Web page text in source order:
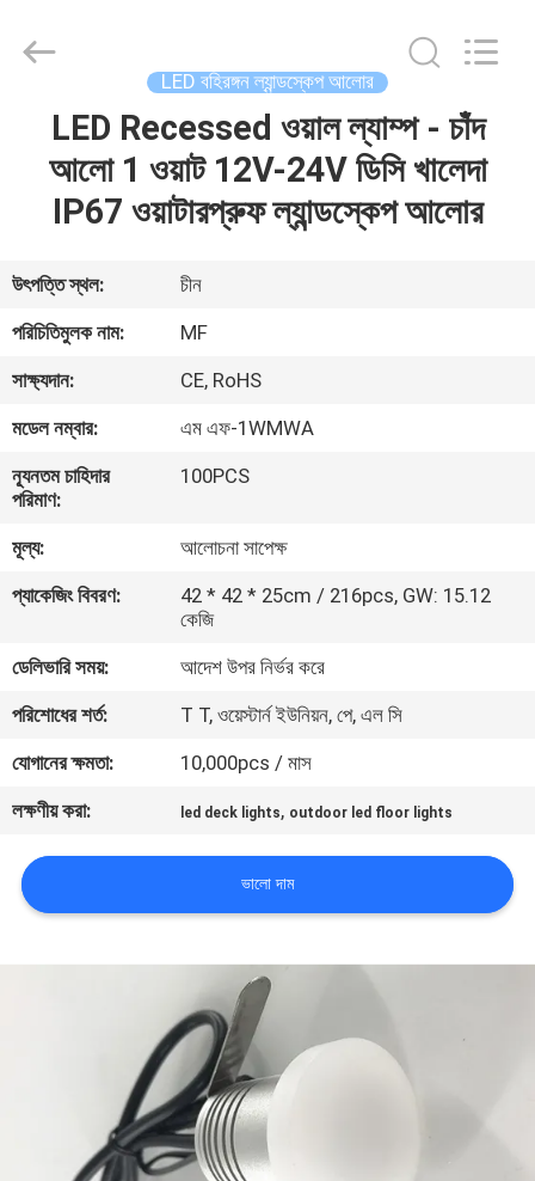
ভিডিও
সম্পর্কে
কারখানা
মান
যোগাযোগ
করুন
জন্য
আবেদন
PRIVACY
POLICY
Lighting
Co.,Ltd..
LED বহিরঙ্গন ল্যান্ডস্কেপ আলোর
LED Recessed ওয়াল ল্যাম্প - চাঁদ
আলো 1 ওয়াট 12V-24V ডিসি খালেদা
IP67 ওয়াটারপ্রুফ ল্যান্ডস্কেপ আলোর
উৎপত্তি স্থল:
চীন
পরিচিতিমুলক নাম:
MF
সাক্ষ্যদান:
CE, RoHS
মডেল নম্বার:
এম এফ-1WMWA
ন্যূনতম চাহিদার
পরিমাণ:
100PCS
মূল্য:
আলোচনা সাপেক্ষ
প্যাকেজিং বিবরণ:
42 * 42 * 25cm / 216pcs, GW: 15.12
কেজি
ডেলিভারি সময়:
আদেশ উপর নির্ভর করে
পরিশোধের শর্ত:
T T, ওয়েস্টার্ন ইউনিয়ন, পে, এল সি
যোগানের ক্ষমতা:
10,000pcs / মাস
লক্ষণীয় করা:
led deck lights, outdoor led floor lights
ভালো দাম